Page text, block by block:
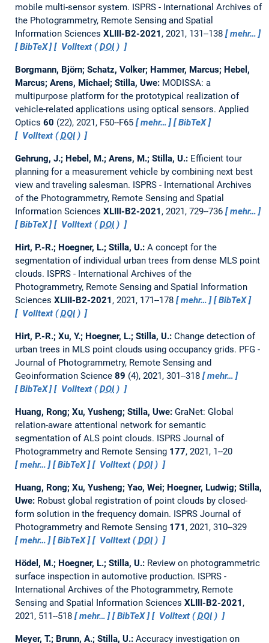
mobile multi-sensor system. ISPRS - International Archives of
the Photogrammetry, Remote Sensing and Spatial
Information Sciences XLIII-B2-2021 , 2021, 131--138
mehr…
BibTeX
Volltext (DOI)
Borgmann, Björn; Schatz, Volker; Hammer, Marcus; Hebel,
Marcus; Arens, Michael; Stilla, Uwe: MODISSA: a
multipurpose platform for the prototypical realization of
vehicle-related applications using optical sensors. Applied
Optics 60 (22), 2021, F50--F65 mehr…
BibTeX
Volltext (DOI)
Gehrung, J.; Hebel, M.; Arens, M.; Stilla, U.: Efficient tour
planning for a measurement vehicle by combining next best
view and traveling salesman. ISPRS - International Archives
of the Photogrammetry, Remote Sensing and Spatial
Information Sciences XLIII-B2-2021 , 2021, 729--736
mehr…
BibTeX
Volltext (DOI)
Hirt, P.-R.; Hoegner, L.; Stilla, U.: A concept for the
segmentation of individual urban trees from dense MLS point
clouds. ISPRS - International Archives of the
Photogrammetry, Remote Sensing and Spatial Information
Sciences XLIII-B2-2021 , 2021, 171--178 mehr…
BibTeX
Volltext (DOI)
Hirt, P.-R.; Xu, Y.; Hoegner, L.; Stilla, U.: Change detection of
urban trees in MLS point clouds using occupancy grids. PFG -
Journal of Photogrammetry, Remote Sensing and
Geoinformation Science 89 (4), 2021, 301--318
mehr…
BibTeX
Volltext (DOI)
Huang, Rong; Xu, Yusheng; Stilla, Uwe: GraNet: Global
relation-aware attentional network for semantic
segmentation of ALS point clouds. ISPRS Journal of
Photogrammetry and Remote Sensing 177, 2021, 1--20
mehr…
BibTeX Volltext (DOI)
Huang, Rong; Xu, Yusheng; Yao, Wei; Hoegner, Ludwig; Stilla,
Uwe: Robust global registration of point clouds by closed-
form solution in the frequency domain. ISPRS Journal of
Photogrammetry and Remote Sensing 171 , 2021, 310--329
mehr…
BibTeX Volltext (DOI)
Hödel, M.; Hoegner, L.; Stilla, U.: Review on photogrammetric
surface inspection in automotive production. ISPRS -
International Archives of the Photogrammetry, Remote
Sensing and Spatial Information Sciences XLIII-B2-2021 ,
2021, 511--518
mehr… BibTeX Volltext (DOI)
Meyer, T.; Brunn, A.; Stilla, U.: Accuracy investigation on